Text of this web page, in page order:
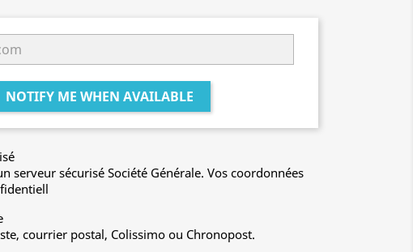
NOTIFY ME WHEN AVAILABLE
serveur sécurisé Société Générale. Vos coordonnées
courrier postal, Colissimo ou Chronopost.